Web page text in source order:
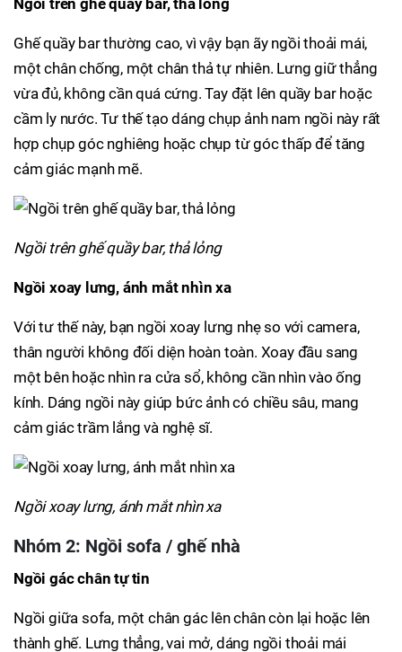
Ngồi trên ghế quầy bar, thả lỏng
Ghế quầy bar thường cao, vì vậy bạn ãy ngồi thoải mái,
một chân chống, một chân thả tự nhiên. Lưng giữ thẳng
vừa đủ, không cần quá cứng. Tay đặt lên quầy bar hoặc
cầm ly nước. Tư thế tạo dáng chụp ảnh nam ngồi này rất
hợp chụp góc nghiêng hoặc chụp từ góc thấp để tăng
cảm giác mạnh mẽ.
Ngồi trên ghế quầy bar, thả lỏng
Ngồi xoay lưng, ánh mắt nhìn xa
Với tư thế này, bạn ngồi xoay lưng nhẹ so với camera,
thân người không đối diện hoàn toàn. Xoay đầu sang
một bên hoặc nhìn ra cửa sổ, không cần nhìn vào ống
kính. Dáng ngồi này giúp bức ảnh có chiều sâu, mang
cảm giác trầm lắng và nghệ sĩ.
Ngồi xoay lưng, ánh mắt nhìn xa
Nhóm 2: Ngồi sofa / ghế nhà
Ngồi gác chân tự tin
Ngồi giữa sofa, một chân gác lên chân còn lại hoặc lên
thành ghế. Lưng thẳng, vai mở, dáng ngồi thoải mái